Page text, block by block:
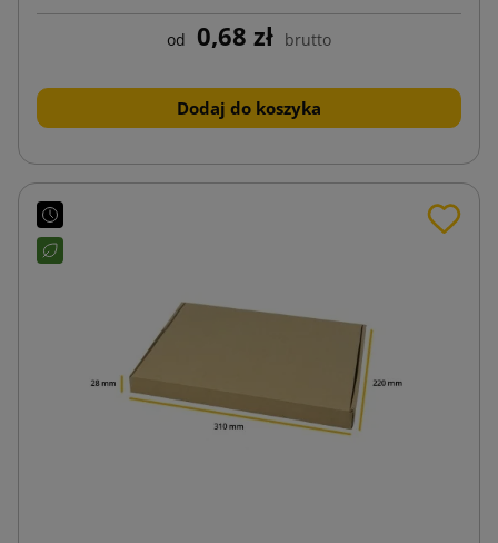
od 0,68 zł brutto
Dodaj do koszyka